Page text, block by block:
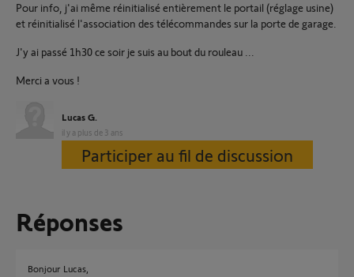
Pour info, j'ai même réinitialisé entièrement le portail (réglage usine)
et réinitialisé l'association des télécommandes sur la porte de garage.
J'y ai passé 1h30 ce soir je suis au bout du rouleau ...
Merci a vous !
Lucas G.
il y a plus de 3 ans
Participer au fil de discussion
Réponses
Bonjour Lucas,